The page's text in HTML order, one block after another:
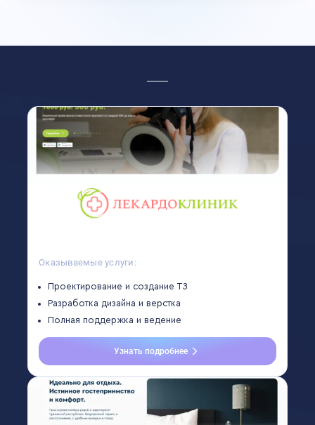
Оказываемые услуги:
Проектирование и создание ТЗ
Разработка дизайна и верстка
Полная поддержка и ведение
Узнать подробнее